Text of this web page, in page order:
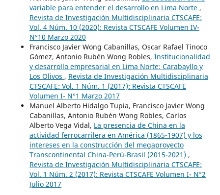
variable para entender el desarrollo en Lima Norte ,
Revista de Investigación Multidisciplinaria CTSCAFE:
Vol. 4 Núm. 10 (2020): Revista CTSCAFE Volumen IV-
N°10 Marzo 2020
Francisco Javier Wong Cabanillas, Oscar Rafael Tinoco
Gómez, Antonio Rubén Wong Robles, Institucionalidad
y desarrollo empresarial en Lima Norte: Carabayllo y
Los Olivos , Revista de Investigación Multidisciplinaria
CTSCAFE: Vol. 1 Núm. 1 (2017): Revista CTSCAFE
Volumen I- N°1 Marzo 2017
Manuel Alberto Hidalgo Tupia, Francisco Javier Wong
Cabanillas, Antonio Rubén Wong Robles, Carlos
Alberto Vega Vidal, La presencia de China en la
actividad ferrocarrilera en América (1865-1907) y los
intereses en la construcción del megaproyecto
Transcontinental China-Perú-Brasil (2015-2021) ,
Revista de Investigación Multidisciplinaria CTSCAFE:
Vol. 1 Núm. 2 (2017): Revista CTSCAFE Volumen I- N°2
Julio 2017